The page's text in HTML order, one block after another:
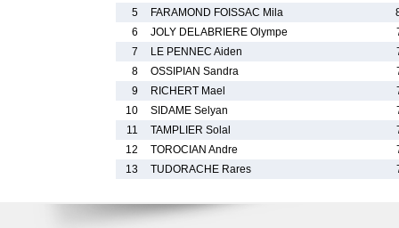
5
FARAMOND FOISSAC Mila
6
JOLY DELABRIERE Olympe
7
LE PENNEC Aiden
8
OSSIPIAN Sandra
9
RICHERT Mael
10
SIDAME Selyan
11
TAMPLIER Solal
12
TOROCIAN Andre
13
TUDORACHE Rares